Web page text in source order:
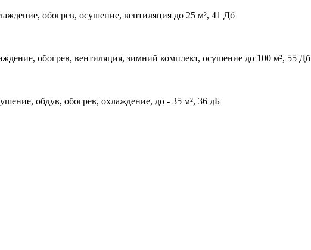
обогрев, осушение, вентиляция до 25 м², 41 Дб
обогрев, вентиляция, зимний комплект, осушение до 100 м², 55 Дб
обдув, обогрев, охлаждение, до - 35 м², 36 дБ